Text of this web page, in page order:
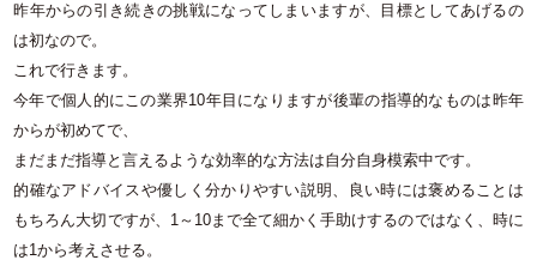
昨年からの引き続きの挑戦になってしまいますが、目標としてあげるの
は初なので。
これで行きます。
今年で個人的にこの業界10年目になりますが後輩の指導的なものは昨年
からが初めてで、
まだまだ指導と言えるような効率的な方法は自分自身模索中です。
的確なアドバイスや優しく分かりやすい説明、良い時には褒めることは
もちろん大切ですが、 1～ 10まで全て細かく手助けするのではなく、時に
は1から考えさせる。